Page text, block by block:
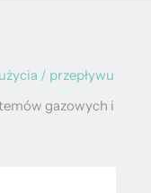
/ przepływu
gazowych i